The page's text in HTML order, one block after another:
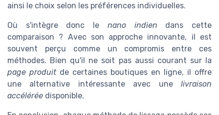
ainsi le choix selon les préférences individuelles.
Où s'intègre donc le nano indien dans cette
comparaison ? Avec son approche innovante, il est
souvent perçu comme un compromis entre ces
méthodes. Bien qu'il ne soit pas aussi courant sur la
page produitde certaines boutiques en ligne, il offre
une alternative intéressante avec une livraison
accélérée disponible.